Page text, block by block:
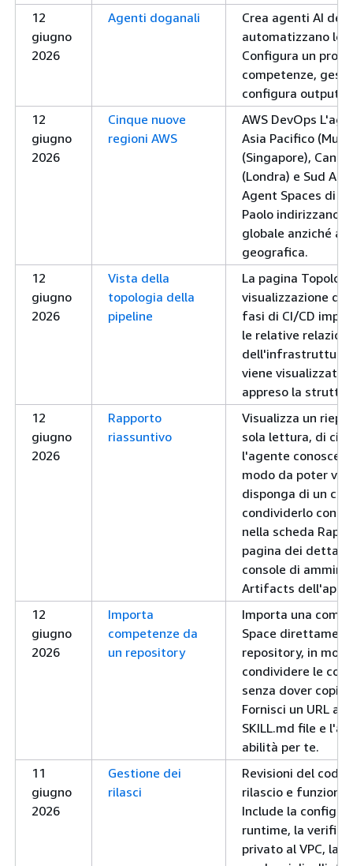
12
giugno
2026
Agenti doganali
Crea agenti AI
automatizzano le
Configura un
competenze,
configura output
12
giugno
2026
Cinque nuove
regioni AWS
AWS DevOps
Asia Pacifico
(Singapore),
(Londra) e Sud
Agent Spaces di
Paolo indirizzano
globale anziché
geografica.
12
giugno
2026
Vista della
topologia della
pipeline
La pagina
visualizzazione
fasi di CI/CD
le relative
dell'infrastruttura.
viene visualizzata
appreso la
12
giugno
2026
Rapporto
riassuntivo
Visualizza un
sola lettura, di ciò
l'agente conosce
modo da poter
disponga di un
condividerlo con il
nella scheda
pagina dei
console di
Artifacts dell'app
12
giugno
2026
Importa
competenze da
un repository
Importa una
Space
repository, in
condividere le
senza dover
Fornisci un URL a
SKILL.md file e
abilità per te.
11
giugno
2026
Gestione dei
rilasci
Revisioni del
rilascio e
Include la
runtime, la
privato al VPC, la